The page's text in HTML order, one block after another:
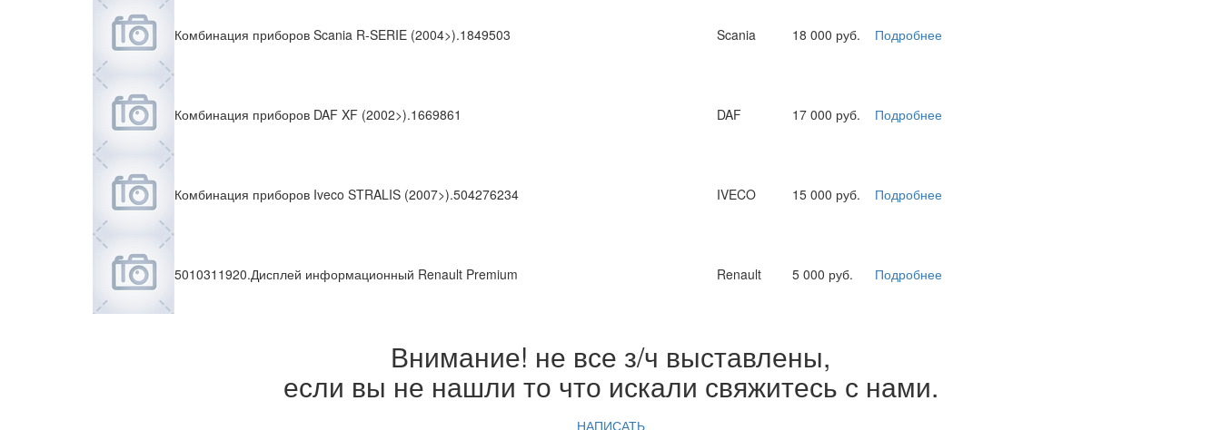
Комбинация приборов Scania R-SERIE (2004>).1849503 Scania 18 000 руб. Подробнее
Комбинация приборов DAF XF (2002>).1669861 DAF 17 000 руб. Подробнее
Комбинация приборов Iveco STRALIS (2007>).504276234 IVECO 15 000 руб. Подробнее
5010311920.Дисплей информационный Renault Premium Renault 5 000 руб. Подробнее
Внимание! не все з/ч выставлены,
если вы не нашли то что искали свяжитесь с нами.
НАПИСАТЬ